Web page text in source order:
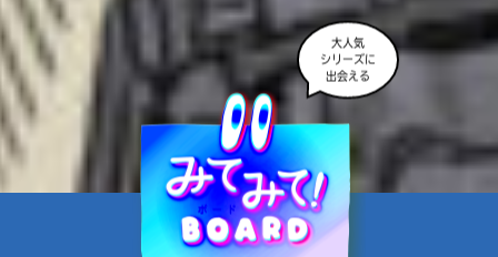
大人気
シリーズに
出会える